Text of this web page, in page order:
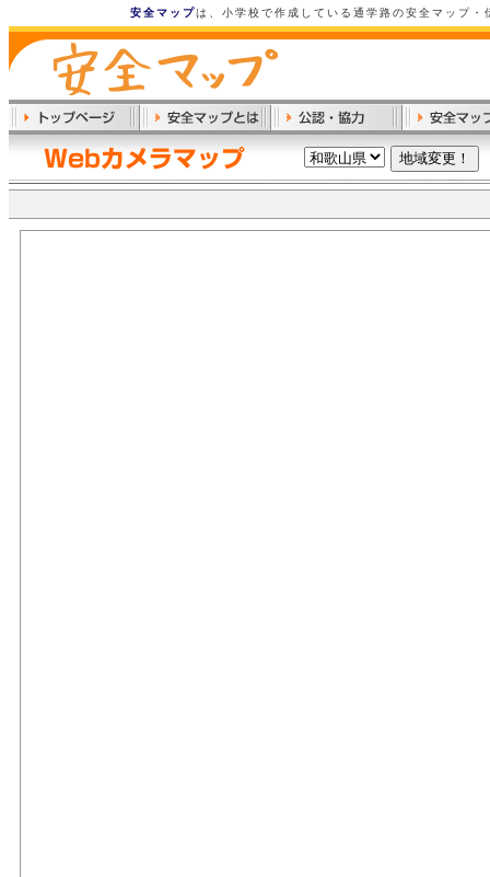
安全マップは、小学校で作成している通学路の安全マップ